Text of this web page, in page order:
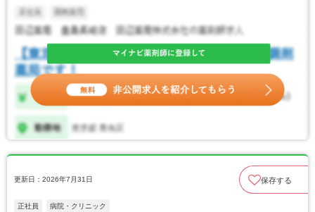
更新日：2026年7月31日 保存する
正社員 病院・クリニック